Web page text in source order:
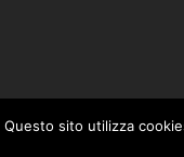
- 2026 Mazziero Research -
Questo sito utilizza